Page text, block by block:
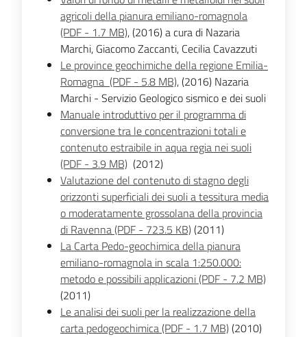
agricoli della pianura emiliano-romagnola
(PDF - 1.7 MB), (2016) a cura di Nazaria
Marchi, Giacomo Zaccanti, Cecilia Cavazzuti
Le province geochimiche della regione Emilia-
Romagna (PDF - 5.8 MB), (2016) Nazaria
Marchi - Servizio Geologico sismico e dei suoli
Manuale introduttivo per il programma di
conversione tra le concentrazioni totali e
contenuto estraibile in aqua regia nei suoli
(PDF - 3.9 MB) (2012)
Valutazione del contenuto di stagno degli
orizzonti superficiali dei suoli a tessitura media
o moderatamente grossolana della provincia
di Ravenna (PDF - 723.5 KB)(2011)
La Carta Pedo-geochimica della pianura
emiliano-romagnola in scala 1:250.000:
metodo e possibili applicazioni (PDF - 7.2 MB)
(2011)
Le analisi dei suoli per la realizzazione della
carta pedogeochimica (PDF - 1.7 MB)(2010)